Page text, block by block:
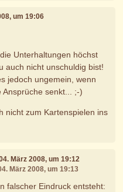
um 19:06
Unterhaltungen höchst
auch nicht unschuldig bist!
jedoch ungemein, wenn
Ansprüche senkt... ;-)
nicht zum Kartenspielen ins
März 2008, um 19:12
März 2008, um 19:13
falscher Eindruck entsteht: